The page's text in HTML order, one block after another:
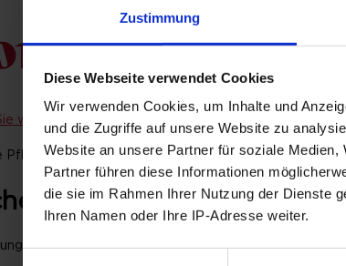
Zustimmung
Diese Webseite verwendet Cookies
Wir verwenden Cookies, um Inhalte und
und die Zugriffe auf unsere Website zu
Website an unsere Partner für soziale
Partner führen diese Informationen
die sie im Rahmen Ihrer Nutzung der Dienste
Ihren Namen oder Ihre IP-Adresse weiter.
weitere Informationen
Pflichtfelder aus, die mit* bezeichnet sind
Daten
passt am besten
Geschäftskunde